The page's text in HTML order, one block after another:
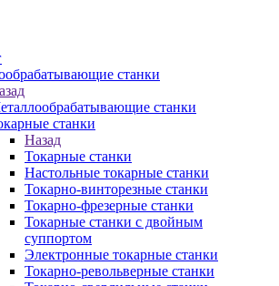
станки
станки
станки
Назад
Токарные станки
Настольные токарные станки
Токарно-винторезные станки
Токарно-фрезерные станки
Токарные станки с двойным
суппортом
Электронные токарные станки
Токарно-револьверные станки